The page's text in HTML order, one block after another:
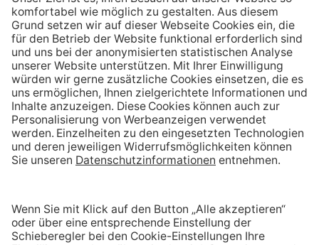
Zukunftsorientiert mit
unseren günstigen Strom-,
Gas- und Wärmetarifen
STROMTARIFE
WÄRMETARIFE